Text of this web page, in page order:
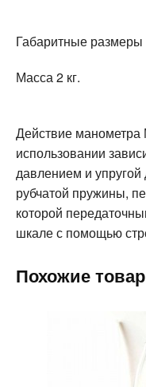
Габаритные
Масса 2 кг.
Действие
использовании
давлением и
рубчатой пружины,
которой
шкале с помощью
Похожие